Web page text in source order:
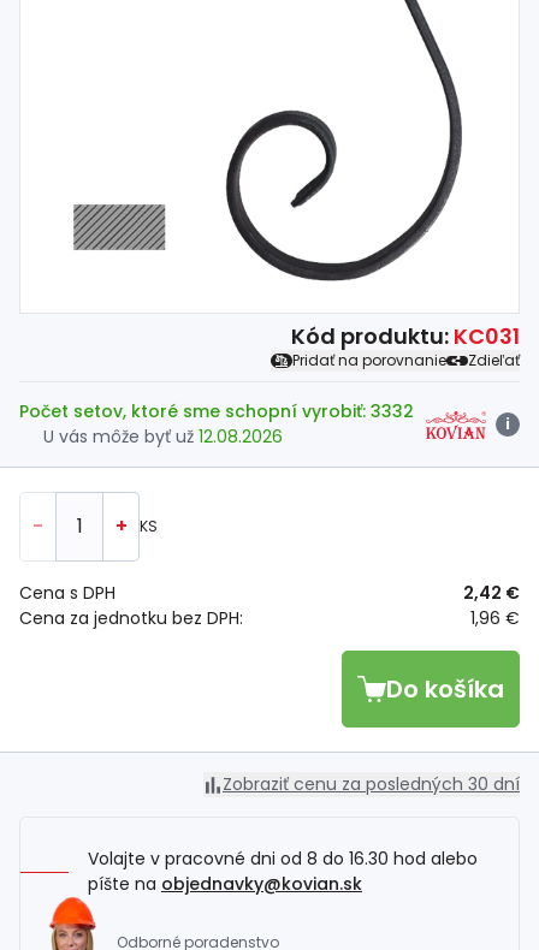
Kód produktu: KC031
Pridať na porovnanie Zdieľať
Počet setov, ktoré sme schopní vyrobiť: 3332
U vás môže byť už 12.08.2026
i
- + KS
Cena za jednotku bez DPH: 1,96 €
Cena s DPH 2,42 €
Do košíka
Zobraziť cenu za posledných 30 dní
Volajte v pracovné dni od 8 do 16.30 hod alebo
píšte na objednavky@kovian.sk
Odborné poradenstvo